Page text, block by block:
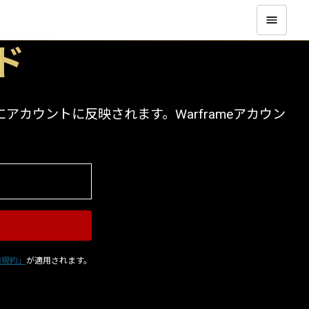
カウントに反映されます。Warframeアカウン
約」 が適用されます。